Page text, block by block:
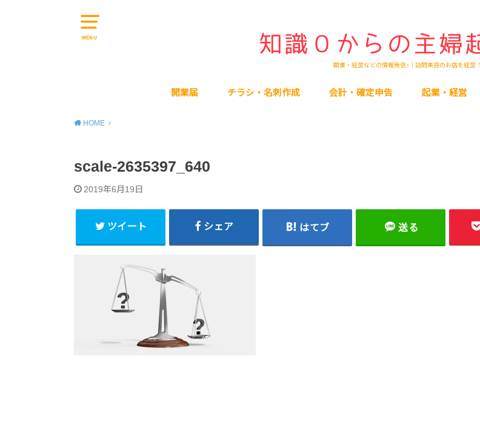
MENU
開業・経営などの情報発信♪｜訪問美容のお店を経営！
開業届 チラシ・名刺作成 会計・確定申告 起業・経営
HOME
scale-2635397_640
2019年6月19日
ツイート シェア はてブ 送る